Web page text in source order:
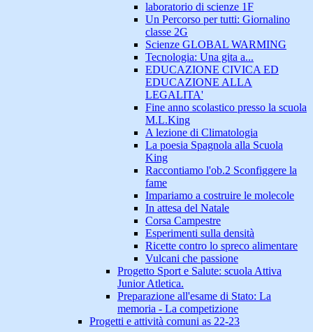
laboratorio di scienze 1F
Un Percorso per tutti: Giornalino
classe 2G
Scienze GLOBAL WARMING
Tecnologia: Una gita a...
EDUCAZIONE CIVICA ED
EDUCAZIONE ALLA
LEGALITA'
Fine anno scolastico presso la scuola
M.L.King
A lezione di Climatologia
La poesia Spagnola alla Scuola
King
Raccontiamo l'ob.2 Sconfiggere la
fame
Impariamo a costruire le molecole
In attesa del Natale
Corsa Campestre
Esperimenti sulla densità
Ricette contro lo spreco alimentare
Vulcani che passione
Progetto Sport e Salute: scuola Attiva
Junior Atletica.
Preparazione all'esame di Stato: La
memoria - La competizione
Progetti e attività comuni as 22-23